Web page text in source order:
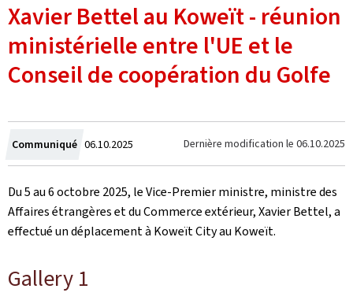
Xavier Bettel au Koweït - réunion
ministérielle entre l'UE et le
Conseil de coopération du Golfe
Communiqué Crée
le
06.10.2025 Dernière modification le 06.10.2025
Du 5 au 6 octobre 2025, le Vice-Premier ministre, ministre des
Affaires étrangères et du Commerce extérieur, Xavier Bettel, a
effectué un déplacement à Koweït City au Koweït.
Gallery 1